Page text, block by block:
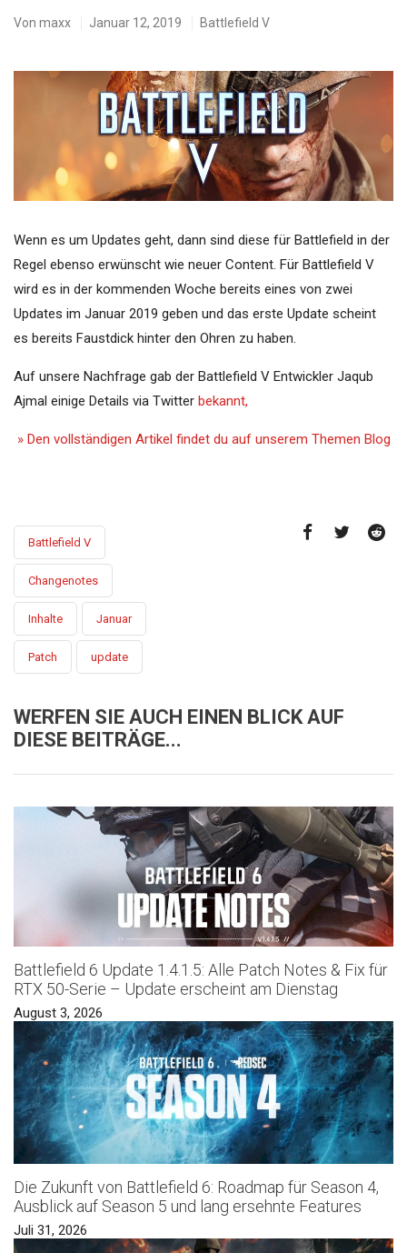
Von maxx Januar 12, 2019 Battlefield V
Wenn es um Updates geht, dann sind diese für Battlefield in der
Regel ebenso erwünscht wie neuer Content. Für Battlefield V
wird es in der kommenden Woche bereits eines von zwei
Updates im Januar 2019 geben und das erste Update scheint
es bereits Faustdick hinter den Ohren zu haben.
Auf unsere Nachfrage gab der Battlefield V Entwickler Jaqub
Ajmal einige Details via Twitter bekannt,
» Den vollständigen Artikel findet du auf unserem Themen Blog
Battlefield V
Changenotes
Inhalte Januar
Patch update
WERFEN SIE AUCH EINEN BLICK AUF
DIESE BEITRÄGE...
Battlefield 6 Update 1.4.1.5: Alle Patch Notes & Fix für
RTX 50-Serie – Update erscheint am Dienstag
August 3, 2026
Die Zukunft von Battlefield 6: Roadmap für Season 4,
Ausblick auf Season 5 und lang ersehnte Features
Juli 31, 2026